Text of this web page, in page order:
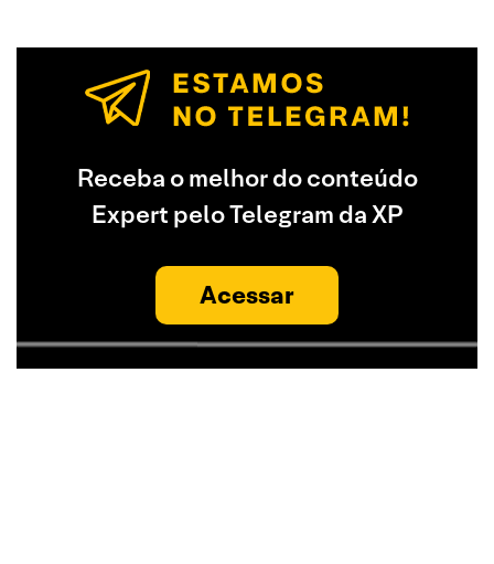
Receba o melhor do conteúdo
Expert pelo Telegram da XP
Acessar